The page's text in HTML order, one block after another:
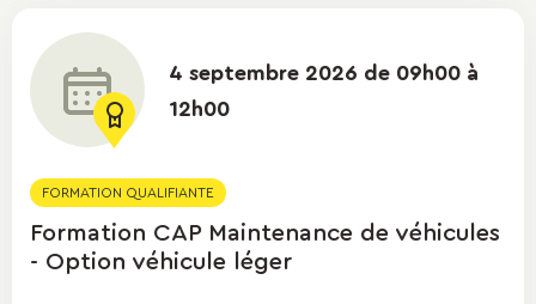
4 septembre 2026 de 09h00 à
12h00
FORMATION QUALIFIANTE
Formation CAP Maintenance de véhicules
- Option véhicule léger